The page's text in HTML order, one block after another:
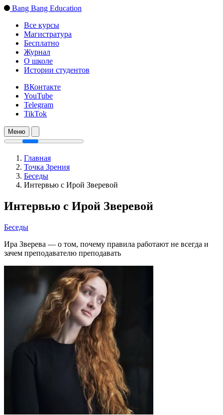
Bang Bang Education
Все курсы
Магистратура
Бесплатно
Журнал
О школе
Истории студентов
ВКонтакте
YouTube
Telegram
TikTok
Меню
Главная
Точка Зрения
Беседы
Интервью с Ирой Зверевой
Интервью с Ирой Зверевой
Беседы
Ира Зверева — о том, почему правила работают не всегда и
зачем преподавателю преподавать